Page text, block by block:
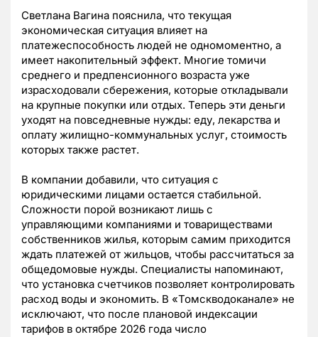
Светлана Вагина пояснила, что текущая
экономическая ситуация влияет на
платежеспособность людей не одномоментно, а
имеет накопительный эффект. Многие томичи
среднего и предпенсионного возраста уже
израсходовали сбережения, которые откладывали
на крупные покупки или отдых. Теперь эти деньги
уходят на повседневные нужды: еду, лекарства и
оплату жилищно-коммунальных услуг, стоимость
которых также растет.
В компании добавили, что ситуация с
юридическими лицами остается стабильной.
Сложности порой возникают лишь с
управляющими компаниями и товариществами
собственников жилья, которым самим приходится
ждать платежей от жильцов, чтобы рассчитаться за
общедомовые нужды. Специалисты напоминают,
что установка счетчиков позволяет контролировать
расход воды и экономить. В «Томскводоканале» не
исключают, что после плановой индексации
тарифов в октябре 2026 года число